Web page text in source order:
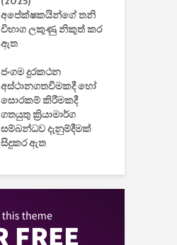
අපේක්ෂකයින්ගේ තනි
විභාග ලකුණු නිකුත් කර
ඇත
ජංගම දුරකථන
අස්ථානගතවීමකදී හෝ
සොරකම් කිරීමකදී
ගතයුතු ක්‍රියාමාර්ග
සම්බන්ධව දැනුම්දීමක්
සිදුකර ඇත